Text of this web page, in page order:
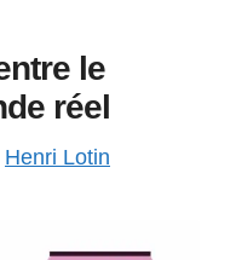
le
réel
Henri Lotin